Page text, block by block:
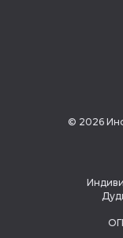
© 2026